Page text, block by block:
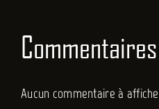
Aucun commentaire à